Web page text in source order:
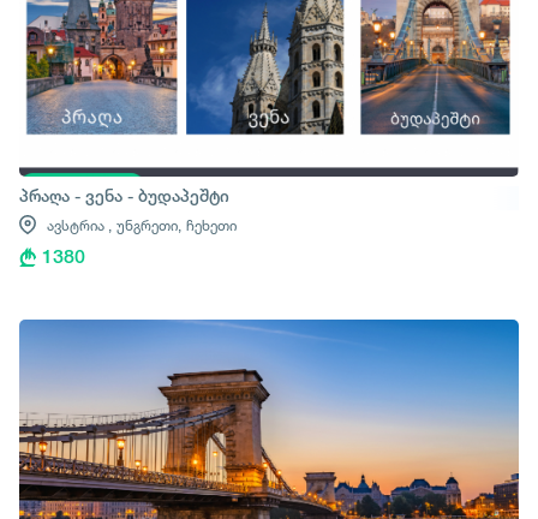
პრაღა - ვენა - ბუდაპეშტი
ავსტრია , უნგრეთი, ჩეხეთი
1380